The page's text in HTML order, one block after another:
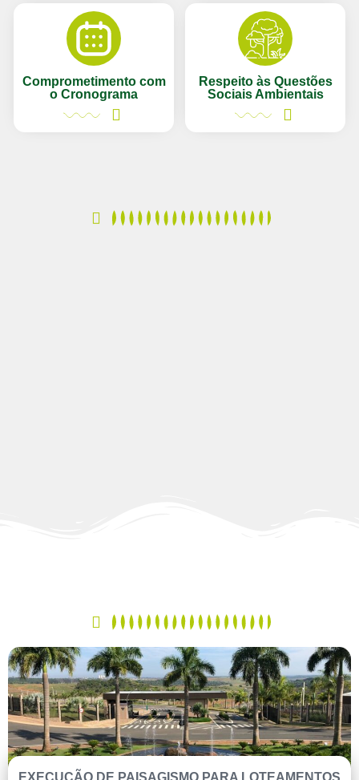
Comprometimento com
o Cronograma
Respeito às Questões
Sociais Ambientais
EXECUÇÃO DE PAISAGISMO PARA LOTEAMENTOS